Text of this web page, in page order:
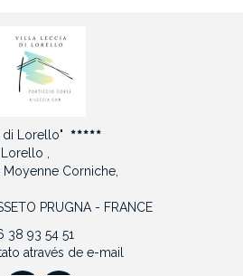
di Lorello"
,
Moyenne Corniche,
PRUGNA - FRANCE
38 93 54 51
através de e-mail